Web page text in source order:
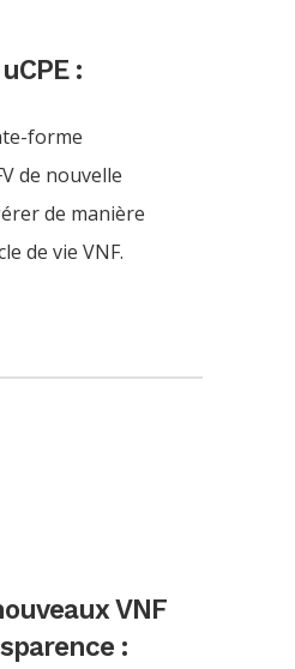
:
forme
de nouvelle
de manière
de vie VNF.
VNF
: